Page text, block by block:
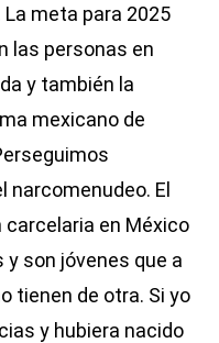
meta para 2025
las personas en
y también la
mexicano de
narcomenudeo. El
carcelaria en México
son jóvenes que a
tienen de otra. Si yo
y hubiera nacido